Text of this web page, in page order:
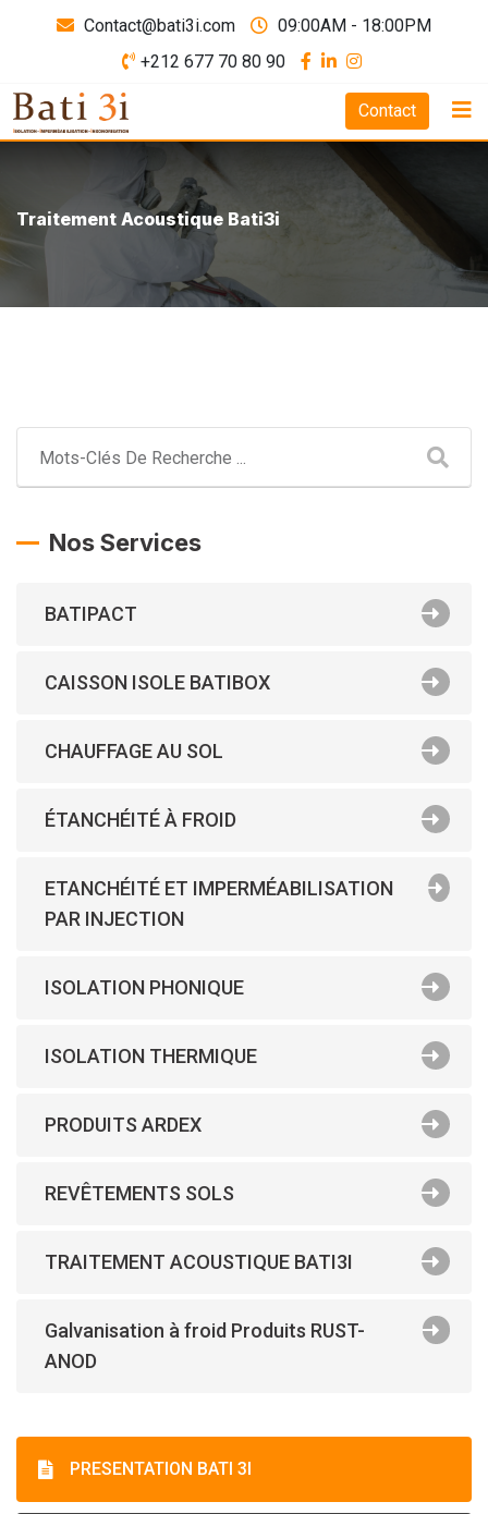
Contact@bati3i.com
09:00AM - 18:00PM
+212 677 70 80 90
Contact
Traitement Acoustique Bati3i
Nos Services
BATIPACT
CAISSON ISOLE BATIBOX
CHAUFFAGE AU SOL
ÉTANCHÉITÉ À FROID
ETANCHÉITÉ ET IMPERMÉABILISATION
PAR INJECTION
ISOLATION PHONIQUE
ISOLATION THERMIQUE
PRODUITS ARDEX
REVÊTEMENTS SOLS
TRAITEMENT ACOUSTIQUE BATI3I
Galvanisation à froid Produits RUST-
ANOD
PRESENTATION BATI 3I